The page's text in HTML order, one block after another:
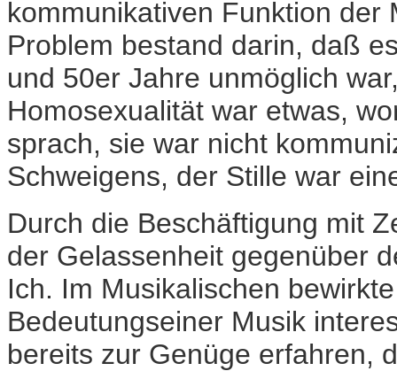
kommunikativen Funktion der
Problem bestand darin, daß
und 50er Jahre unmöglich
Homosexualität war etwas,
sprach, sie war nicht
Schweigens, der Stille war
Durch die Beschäftigung mit
der Gelassenheit gegenüber
Ich. Im Musikalischen
Bedeutungseiner Musik
bereits zur Genüge erfahren,